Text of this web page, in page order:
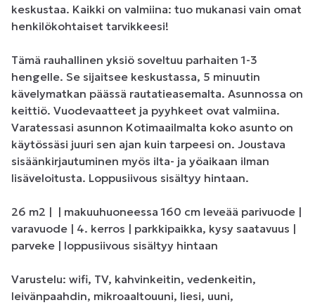
keskustaa. Kaikki on valmiina: tuo mukanasi vain omat
henkilökohtaiset tarvikkeesi!
Tämä rauhallinen yksiö soveltuu parhaiten 1-3
hengelle. Se sijaitsee keskustassa, 5 minuutin
kävelymatkan päässä rautatieasemalta. Asunnossa on
keittiö. Vuodevaatteet ja pyyhkeet ovat valmiina.
Varatessasi asunnon Kotimaailmalta koko asunto on
käytössäsi juuri sen ajan kuin tarpeesi on. Joustava
sisäänkirjautuminen myös ilta- ja yöaikaan ilman
lisäveloitusta. Loppusiivous sisältyy hintaan.
26 m2 |  | makuuhuoneessa 160 cm leveää parivuode |
varavuode | 4. kerros | parkkipaikka, kysy saatavuus |
parveke | loppusiivous sisältyy hintaan
Varustelu: wifi, TV, kahvinkeitin, vedenkeitin,
leivänpaahdin, mikroaaltouuni, liesi, uuni,